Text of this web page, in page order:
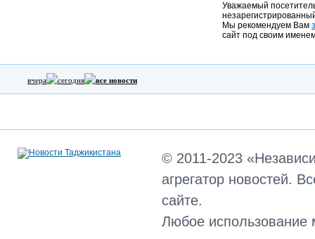
Уважаемый
Мы рекомендуем Вам
сайт под своим
вчера сегодня все новости
© 2011-2023
агрегатор новостей.
сайте.
Любое использование